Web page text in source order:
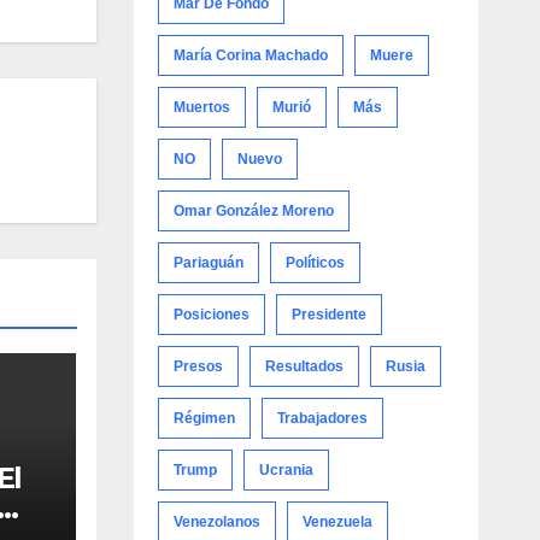
Mar De Fondo
María Corina Machado Muere
Muertos Murió Más
NO Nuevo
Omar González Moreno
Pariaguán Políticos
Posiciones Presidente
Presos Resultados Rusia
Régimen Trabajadores
Trump Ucrania
Venezolanos Venezuela